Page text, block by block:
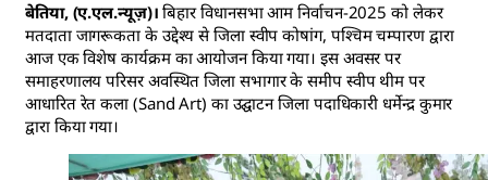
बेतिया, (ए.एल.न्यूज़)। बिहार विधानसभा आम निर्वाचन-2025 को लेकर
मतदाता जागरूकता के उद्देश्य से जिला स्वीप कोषांग, पश्चिम चम्पारण द्वारा
आज एक विशेष कार्यक्रम का आयोजन किया गया। इस अवसर पर
समाहरणालय परिसर अवस्थित जिला सभागार के समीप स्वीप थीम पर
आधारित रेत कला (Sand Art) का उद्घाटन जिला पदाधिकारी धर्मेन्द्र कुमार
द्वारा किया गया।